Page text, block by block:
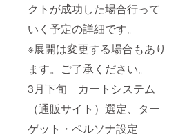
クトが成功した場合行って
いく予定の詳細です。
※展開は変更する場合もあり
ます。ご了承ください。
3月下旬 カートシステム
（通販サイト）選定、ター
ゲット・ペルソナ設定